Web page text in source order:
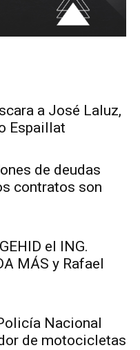
a José Laluz,
Espaillat
de deudas
contratos son
el ING.
MÁS y Rafael
Nacional
de motocicletas